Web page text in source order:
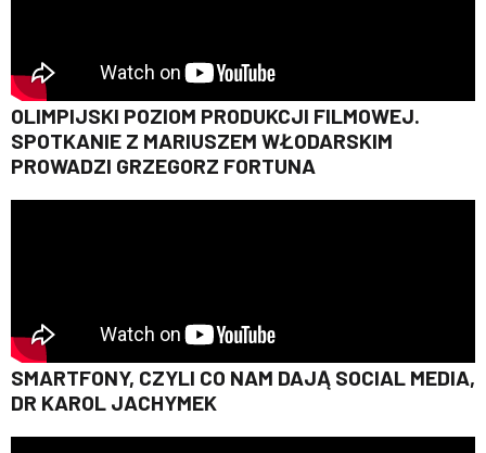
OLIMPIJSKI POZIOM PRODUKCJI FILMOWEJ.
SPOTKANIE Z MARIUSZEM WŁODARSKIM
PROWADZI GRZEGORZ FORTUNA
SMARTFONY, CZYLI CO NAM DAJĄ SOCIAL MEDIA,
DR KAROL JACHYMEK